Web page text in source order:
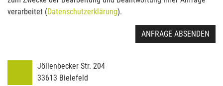
verarbeitet (Datenschutzerklärung).
ANFRAGE ABSENDEN
Jöllenbecker Str. 204
33613 Bielefeld